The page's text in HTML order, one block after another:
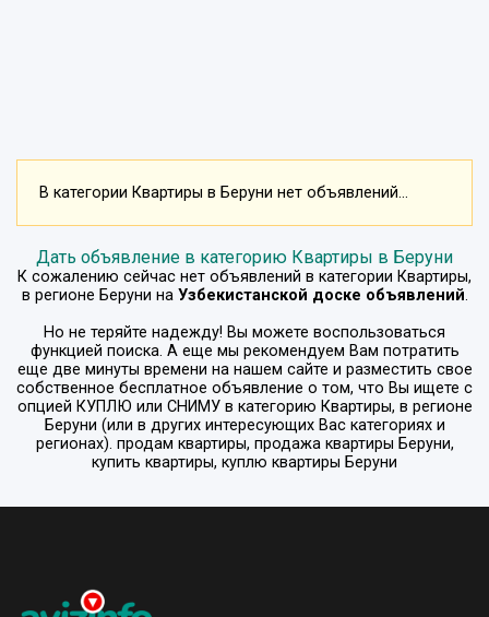
В категории Квартиры в Беруни нет объявлений...
Дать объявление в категорию Квартиры в Беруни
К сожалению сейчас нет объявлений в категории Квартиры,
в регионе Беруни на Узбекистанской доске объявлений.
Но не теряйте надежду! Вы можете воспользоваться
функцией поиска. А еще мы рекомендуем Вам потратить
еще две минуты времени на нашем сайте и разместить свое
собственное бесплатное объявление о том, что Вы ищете с
опцией КУПЛЮ или СНИМУв категорию Квартиры, в регионе
Беруни (или в других интересующих Вас категориях и
регионах). продам квартиры, продажа квартиры Беруни,
купить квартиры, куплю квартиры Беруни